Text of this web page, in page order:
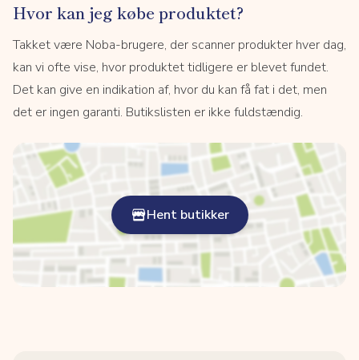
Hvor kan jeg købe produktet?
Takket være Noba-brugere, der scanner produkter hver dag,
kan vi ofte vise, hvor produktet tidligere er blevet fundet.
Det kan give en indikation af, hvor du kan få fat i det, men
det er ingen garanti. Butikslisten er ikke fuldstændig.
Hent butikker